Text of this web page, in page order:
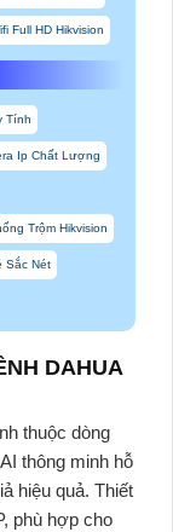
Full HD Hikvision
Tính
Ip Chất Lượng
Trộm Hikvision
Sắc Nét
DAHUA
thuộc dòng
thông minh hỗ
hiệu quả. Thiết
phù hợp cho